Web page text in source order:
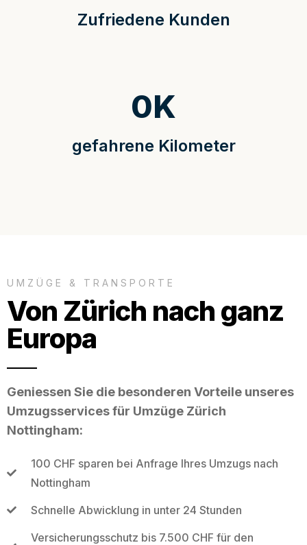
Zufriedene Kunden
gefahrene Kilometer
0K
UMZÜGE & TRANSPORTE
Von Zürich nach ganz
Europa
Geniessen Sie die besonderen Vorteile unseres
Umzugsservices für Umzüge Zürich
Nottingham:
100 CHF sparen bei Anfrage Ihres Umzugs nach
Nottingham
Schnelle Abwicklung in unter 24 Stunden
Versicherungsschutz bis 7.500 CHF für den